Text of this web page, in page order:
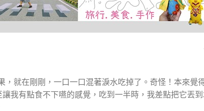
就在剛剛，一口一口混著淚水吃掉了。奇怪！本來覺
我有點食不下嚥的感覺，吃到一半時，我差點把它丟